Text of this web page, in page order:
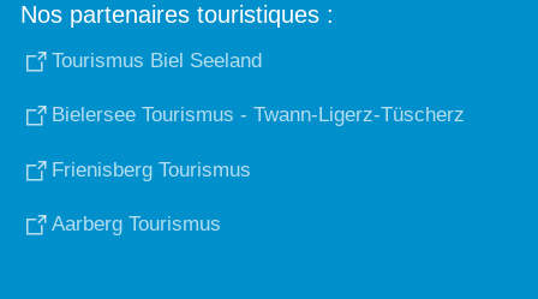
Nos partenaires touristiques :
Tourismus Biel Seeland
Bielersee Tourismus - Twann-Ligerz-Tüscherz
Frienisberg Tourismus
Aarberg Tourismus